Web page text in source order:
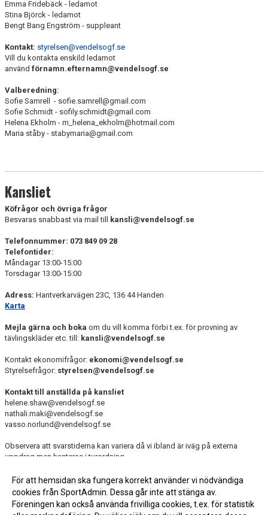
TRYGGA IDROTTSMILJÖER
NYHETSARKIV
HALLAR
LEDARE
KONTAKT
PRESS
Emma Fridebäck - ledamot
Stina Björck - ledamot
Bengt Bang Engström - suppleant
Kontakt: styrelsen@vendelsogf.se
Vill du kontakta enskild ledamot
använd förnamn.efternamn@vendelsogf.se
Valberedning:
Sofie Samrell - sofie.samrell@gmail.com
Sofie Schmidt - sofily.schmidt@gmail.com
Helena Ekholm - m_helena_ekholm@hotmail.com
Maria ståby - stabymaria@gmail.com
Kansliet
Köfrågor och övriga frågor
Besvaras snabbast via mail till
kansli@vendelsogf.se
Telefonnummer: 073 849 09 28
Telefontider:
Måndagar 13:00-15:00
Torsdagar 13:00-15:00
Adress: Hantverkarvägen 23C, 136 44 Handen
Karta
Mejla gärna och boka om du vill komma förbi t.ex. för provning av
tävlingskläder etc. till: kansli@vendelsogf.se
Kontakt ekonomifrågor: ekonomi@vendelsogf.se
Styrelsefrågor: styrelsen@vendelsogf.se
Kontakt till anställda på kansliet
helene.shaw@vendelsogf.se
nathali.maki@vendelsogf.se
vasso.norlund@vendelsogf.se
Observera att svarstiderna kan variera då vi ibland är iväg på externa
uppdrag men hanteras i turordning.
För att hemsidan ska fungera korrekt använder vi nödvändiga
cookies från SportAdmin. Dessa går inte att stänga av.
Föreningen kan också använda frivilliga cookies, t.ex. för statistik